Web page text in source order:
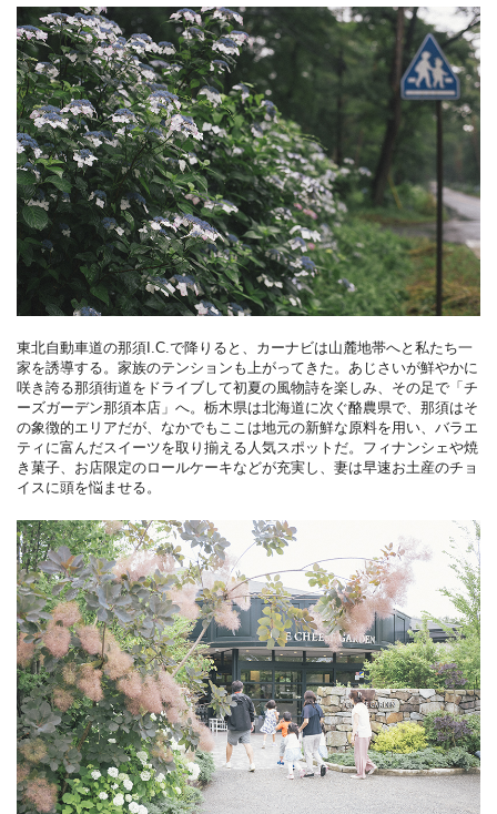
東北自動車道の那須I.C.で降りると、カーナビは山麓地帯へと私たち一
家を誘導する。家族のテンションも上がってきた。あじさいが鮮やかに
咲き誇る那須街道をドライブして初夏の風物詩を楽しみ、その足で「チ
ーズガーデン那須本店」へ。栃木県は北海道に次ぐ酪農県で、那須はそ
の象徴的エリアだが、なかでもここは地元の新鮮な原料を用い、バラエ
ティに富んだスイーツを取り揃える人気スポットだ。フィナンシェや焼
き菓子、お店限定のロールケーキなどが充実し、妻は早速お土産のチョ
イスに頭を悩ませる。